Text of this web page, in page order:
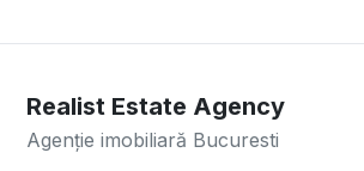
Realist Estate Agency
Agenție imobiliară Bucuresti